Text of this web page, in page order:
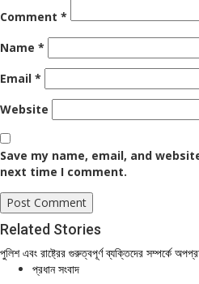
Comment *
Name *
Email *
Website
Save my name, email, and
next time I comment.
Related Stories
পুলিশ এবং রাষ্ট্রের গুরুত্বপূর্ণ ব্যক্তিদের সম্পর্কে
প্রধান সংবাদ